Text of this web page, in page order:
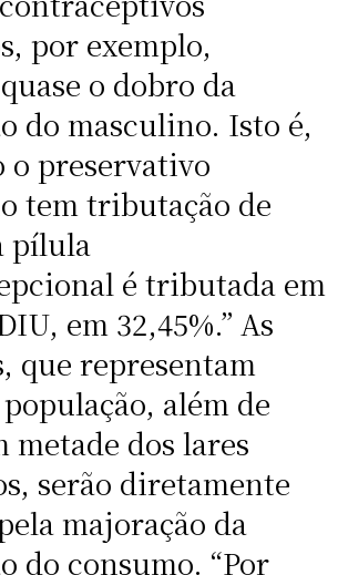
por exemplo,
o dobro da
do masculino. Isto é,
o preservativo
tem tributação de
pílula
é tributada em
em 32,45%.” As
que representam
além de
metade dos lares
serão diretamente
majoração da
do consumo. “Por